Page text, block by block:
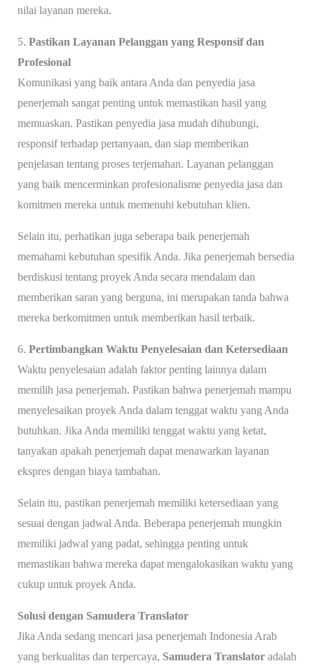
nilai layanan mereka.
5. Pastikan Layanan Pelanggan yang Responsif dan
Profesional
Komunikasi yang baik antara Anda dan penyedia jasa
penerjemah sangat penting untuk memastikan hasil yang
memuaskan. Pastikan penyedia jasa mudah dihubungi,
responsif terhadap pertanyaan, dan siap memberikan
penjelasan tentang proses terjemahan. Layanan pelanggan
yang baik mencerminkan profesionalisme penyedia jasa dan
komitmen mereka untuk memenuhi kebutuhan klien.
Selain itu, perhatikan juga seberapa baik penerjemah
memahami kebutuhan spesifik Anda. Jika penerjemah bersedia
berdiskusi tentang proyek Anda secara mendalam dan
memberikan saran yang berguna, ini merupakan tanda bahwa
mereka berkomitmen untuk memberikan hasil terbaik.
6. Pertimbangkan Waktu Penyelesaian dan Ketersediaan
Waktu penyelesaian adalah faktor penting lainnya dalam
memilih jasa penerjemah. Pastikan bahwa penerjemah mampu
menyelesaikan proyek Anda dalam tenggat waktu yang Anda
butuhkan. Jika Anda memiliki tenggat waktu yang ketat,
tanyakan apakah penerjemah dapat menawarkan layanan
ekspres dengan biaya tambahan.
Selain itu, pastikan penerjemah memiliki ketersediaan yang
sesuai dengan jadwal Anda. Beberapa penerjemah mungkin
memiliki jadwal yang padat, sehingga penting untuk
memastikan bahwa mereka dapat mengalokasikan waktu yang
cukup untuk proyek Anda.
Solusi dengan Samudera Translator
Jika Anda sedang mencari jasa penerjemah Indonesia Arab
yang berkualitas dan terpercaya, Samudera Translatoradalah